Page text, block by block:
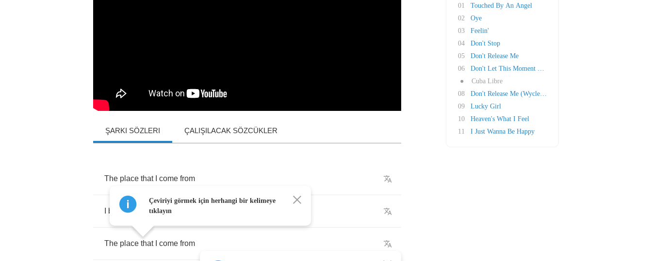
ŞARKI SÖZLERI ÇALIŞILACAK SÖZCÜKLER
The place that come from
barely remember
The place that come from
Çeviriyi görmek için herhangi bir kelimeye
tıklayın
01
Touched By An Angel
02
Oye
03
Feelin'
04
Don't Stop
05
Don't Release Me
06
Don't Let This Moment End
●
Cuba Libre
08
Don't Release Me (Wyclef Jean Mix)
09
Lucky Girl
10
Heaven's What I Feel
11
I Just Wanna Be Happy